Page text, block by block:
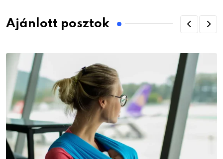
Ajánlott posztok